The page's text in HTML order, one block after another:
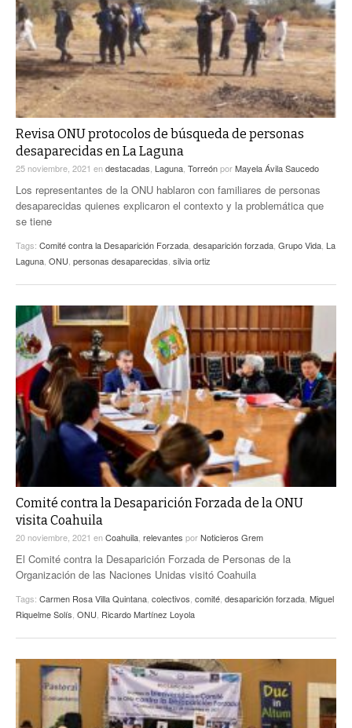
Revisa ONU protocolos de búsqueda de personas
desaparecidas en La Laguna
25 noviembre, 2021 endestacadas Laguna TorreónporMayela Ávila Saucedo
Los representantes de la ONU hablaron con familiares de personas
desaparecidas quienes explicaron el contexto y la problemática que
se tiene
Tags: Comité contra la Desaparición Forzada desaparición forzada Grupo Vida La
Laguna ONU personas desaparecidas silvia ortiz
Comité contra la Desaparición Forzada de la ONU
visita Coahuila
20 noviembre, 2021 enCoahuila relevantes porNoticieros Grem
El Comité contra la Desaparición Forzada de Personas de la
Organización de las Naciones Unidas visitó Coahuila
Tags: Carmen Rosa Villa Quintana colectivos comité desaparición forzada Miguel
Riquelme Solís ONU Ricardo Martínez Loyola